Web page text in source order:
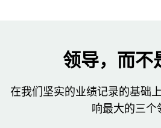
领导，而不
在我们坚实的业绩记录的基础
响最大的三个